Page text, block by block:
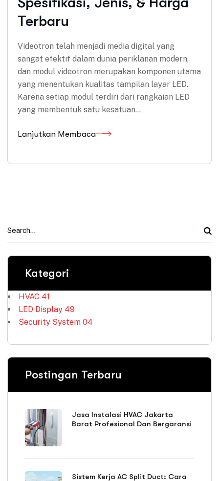
Terbaru
Videotron telah menjadi media digital yang
sangat efektif dalam dunia periklanan modern,
dan modul videotron merupakan komponen utama
yang menentukan kualitas tampilan layar LED.
Karena setiap modul terdiri dari rangkaian LED
yang membentuk satu kesatuan…
Lanjutkan Membaca
Kategori
HVAC 41
LED Display 49
Security System 04
Postingan Terbaru
Jasa Instalasi HVAC Jakarta
Barat Profesional Dan Bergaransi
Sistem Kerja AC Split Duct: Cara